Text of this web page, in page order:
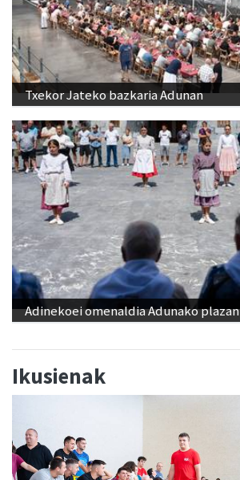
Txekor Jateko bazkaria Adunan
Adinekoei omenaldia Adunako plazan
Ikusienak